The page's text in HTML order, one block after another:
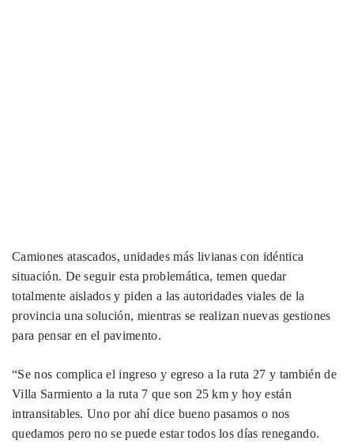
Camiones atascados, unidades más livianas con idéntica
situación. De seguir esta problemática, temen quedar
totalmente aislados y piden a las autoridades viales de la
provincia una solución, mientras se realizan nuevas gestiones
para pensar en el pavimento.
“Se nos complica el ingreso y egreso a la ruta 27 y también de
Villa Sarmiento a la ruta 7 que son 25 km y hoy están
intransitables. Uno por ahí dice bueno pasamos o nos
quedamos pero no se puede estar todos los días renegando.